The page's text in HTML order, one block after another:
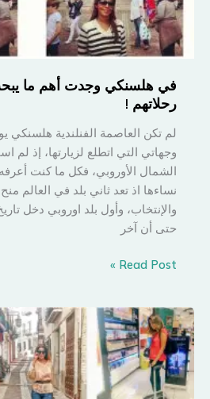
في هلسنكي وجدت أهم ما
رحلاتهم !
لم تكن العاصمة الفنلندية هلسنكي
وجهاتي التي اتطلع لزيارتها، إذ لم
الشمال الأوروبي، فكل ما كنت
نساءها اذ تعد ثاني بلد في العالم
والإنتخاب، وأول بلد اوروبي دخل
حتى أن آخر
في
أهم
ما
يبحث
العرب
Read Post »